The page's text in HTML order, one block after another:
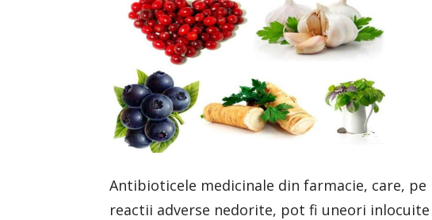
Antibioticele medicinale din farmacie, care,
reactii adverse nedorite, pot fi uneori